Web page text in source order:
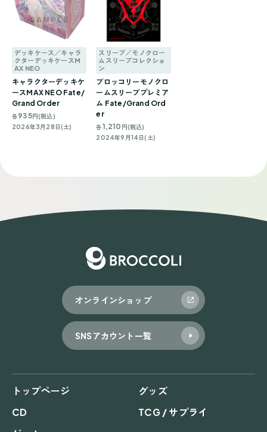
デッキケース／キャラ
クターデッキケースM
AX NEO
キャラクターデッキケ
ースMAX NEO Fate/
Grand Order
各935円(税込)
2026年3月28日(土)
スリーブ／モノクロー
ムスリーブコレクショ
ン
ブロッコリーモノクロ
ームスリーブプレミア
ム Fate/Grand Ord
er
各1,210 円(税込)
2024年9月14日(土)
オンラインショップ
SNSアカウント一覧
トップページ
グッズ
CD
TCG / サプライ